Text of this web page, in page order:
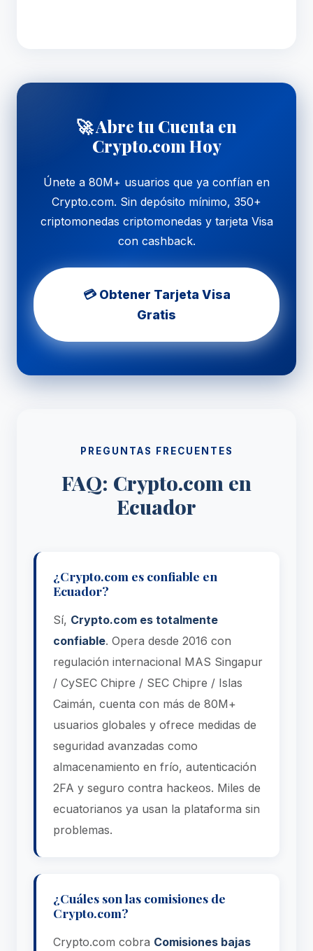
🚀 Abre tu Cuenta en
Crypto.com Hoy
Únete a 80M+ usuarios que ya confían en
Crypto.com. Sin depósito mínimo, 350+
criptomonedas criptomonedas y tarjeta Visa
con cashback.
💳 Obtener Tarjeta Visa
Gratis
PREGUNTAS FRECUENTES
FAQ: Crypto.com en
Ecuador
¿Crypto.com es confiable en
Ecuador?
Sí, Crypto.com es totalmente
confiable. Opera desde 2016 con
regulación internacional MAS Singapur
/ CySEC Chipre / SEC Chipre / Islas
Caimán, cuenta con más de 80M+
usuarios globales y ofrece medidas de
seguridad avanzadas como
almacenamiento en frío, autenticación
2FA y seguro contra hackeos. Miles de
ecuatorianos ya usan la plataforma sin
problemas.
¿Cuáles son las comisiones de
Crypto.com?
Crypto.com cobra Comisiones bajas